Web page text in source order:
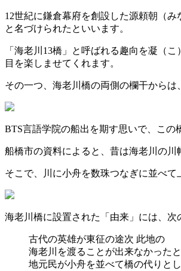
12世紀に鎌倉幕府を創設した源頼朝（
と名づけられたといいます。
「海老川13橋」と呼ばれる趣向を凝（
目を楽しませてくれます。
その一つ、海老川橋の両側の欄干から
BTS言語学院の船出を期す思いで、この
船橋市の資料によると、昔は海老川の川
そこで、川に小舟を数珠つなぎに並べ
海老川橋に設置された「由来」には、次
古代の英雄が東征の途次 此地の
海老川を渡ることが出来なかった
地元民が小舟を並べて橋の代りとし